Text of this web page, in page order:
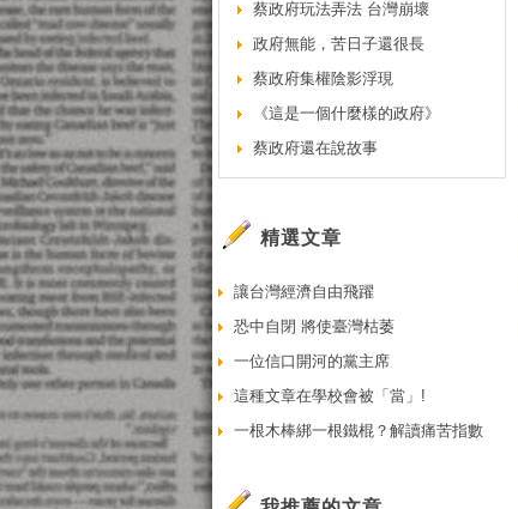
蔡政府玩法弄法 台灣崩壞
政府無能，苦日子還很長
蔡政府集權陰影浮現
《這是一個什麼樣的政府》
蔡政府還在說故事
精選文章
讓台灣經濟自由飛躍
恐中自閉 將使臺灣枯萎
一位信口開河的黨主席
這種文章在學校會被「當」!
一根木棒綁一根鐵棍？解讀痛苦指數